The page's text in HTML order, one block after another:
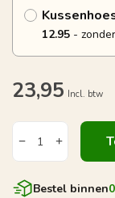
12.95 -
23,95 Incl. btw
Bestel binnen